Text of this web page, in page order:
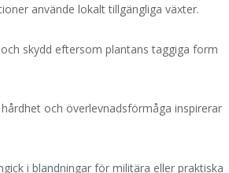
använde lokalt tillgängliga växter.
skydd eftersom plantans taggiga form
och överlevnadsförmåga inspirerar
i blandningar för militära eller praktiska